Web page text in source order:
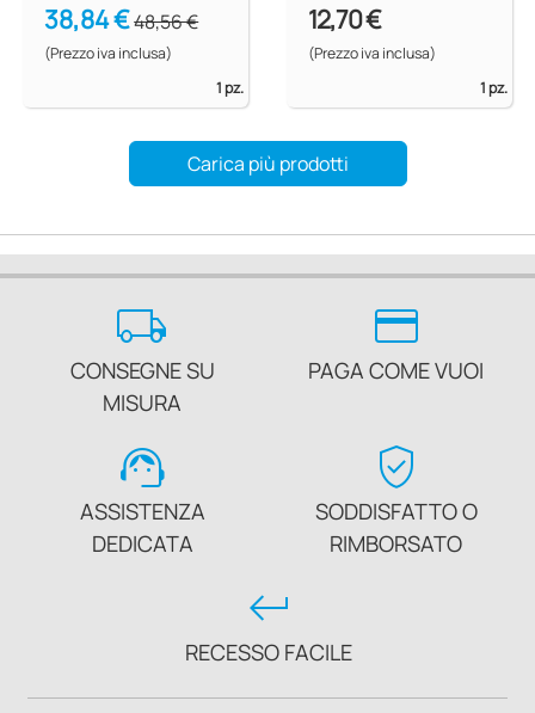
38,84 €48,56 €
(Prezzo iva inclusa)
1 pz.
12,70 €
(Prezzo iva inclusa)
1 pz.
Carica più prodotti
local_shipping
CONSEGNE SU
MISURA
credit_card
PAGA COME VUOI
support_agent
ASSISTENZA
DEDICATA
verified_user
SODDISFATTO O
RIMBORSATO
keyboard_return
RECESSO FACILE